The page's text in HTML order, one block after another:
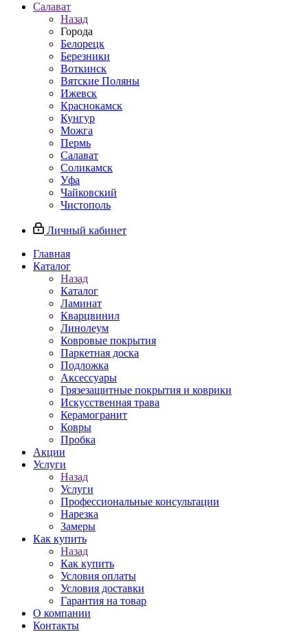
Салават
Назад
Города
Белорецк
Березники
Воткинск
Вятские Поляны
Ижевск
Краснокамск
Кунгур
Можга
Пермь
Салават
Соликамск
Уфа
Чайковский
Чистополь
Личный кабинет
Главная
Каталог
Назад
Каталог
Ламинат
Кварцвинил
Линолеум
Ковровые покрытия
Паркетная доска
Подложка
Аксессуары
Грязезащитные покрытия и коврики
Искусственная трава
Керамогранит
Ковры
Пробка
Акции
Услуги
Назад
Услуги
Профессиональные консультации
Нарезка
Замеры
Как купить
Назад
Как купить
Условия оплаты
Условия доставки
Гарантия на товар
О компании
Контакты